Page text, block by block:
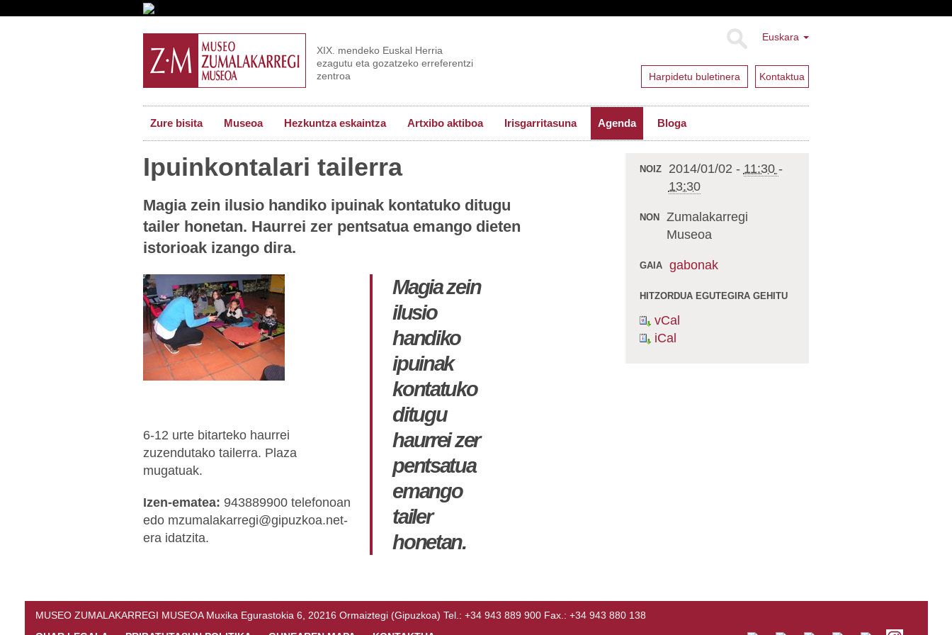
Euskara
Harpidetu buletinera Kontaktua
XIX. mendeko Euskal Herria
ezagutu eta gozatzeko erreferentzi
zentroa
Zure bisita Museoa Hezkuntza eskaintza Artxibo aktiboa Irisgarritasuna Agenda Bloga
Ipuinkontalari tailerra
Magia zein ilusio handiko ipuinak kontatuko ditugu
tailer honetan. Haurrei zer pentsatua emango dieten
istorioak izango dira.
Magia zein
ilusio
handiko
ipuinak
kontatuko
ditugu
haurrei zer
pentsatua
emango
tailer
honetan.
6-12 urte bitarteko haurrei
zuzendutako tailerra. Plaza
mugatuak.
Izen-ematea: 943889900 telefonoan
edo mzumalakarregi@gipuzkoa.net-
era idatzita.
NOIZ 2014/01/02 - 11:30 -
13:30
NON
Zumalakarregi
Museoa
GAIA gabonak
HITZORDUA EGUTEGIRA GEHITU
vCal
iCal
MUSEO ZUMALAKARREGI MUSEOA Muxika Egurastokia 6, 20216 Ormaiztegi (Gipuzkoa) Tel.: +34 943 889 900 Fax.: +34 943 880 138